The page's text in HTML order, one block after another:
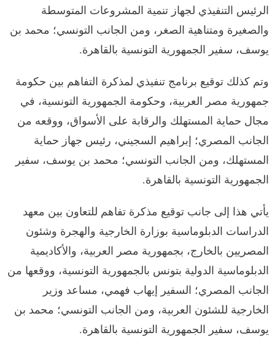
الرئيس التنفيذي لجهاز تنمية المشروعات المتوسطة
والصغيرة ومتناهية الصغر، ومن الجانب التونسي؛ محمد بن
يوسف، سفير الجمهورية التونسية بالقاهرة.
وتم كذلك توقيع برنامج تنفيذي لمذكرة التفاهم بين حكومة
جمهورية مصر العربية، وحكومة الجمهورية التونسية، في
مجال حماية المستهلك والرقابة على الأسواق، ووقعه من
الجانب المصري؛ إبراهيم السجيني، رئيس جهاز حماية
المستهلك، ومن الجانب التونسي؛ محمد بن يوسف، سفير
الجمهورية التونسية بالقاهرة.
يأتي هذا إلى جانب توقيع مذكرة تفاهم للتعاون بين معهد
الدراسات الدبلوماسية بوزارة الخارجية والهجرة وشئون
المصريين بالخارج، بجمهورية مصر العربية، والأكاديمية
الدبلوماسية الدولية بتونس بالجمهورية التونسية، ووقعها من
الجانب المصري؛ السفير إيهاب فهمي، مساعد وزير
الخارجية للشئون العربية، ومن الجانب التونسي؛ محمد بن
يوسف، سفير الجمهورية التونسية بالقاهرة.